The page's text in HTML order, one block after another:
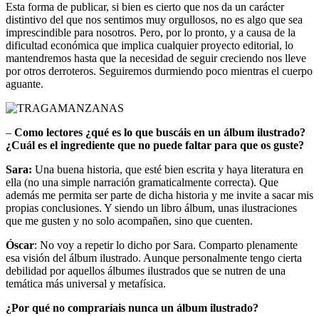
Esta forma de publicar, si bien es cierto que nos da un carácter
distintivo del que nos sentimos muy orgullosos, no es algo que sea
imprescindible para nosotros. Pero, por lo pronto, y a causa de la
dificultad económica que implica cualquier proyecto editorial, lo
mantendremos hasta que la necesidad de seguir creciendo nos lleve
por otros derroteros. Seguiremos durmiendo poco mientras el cuerpo
aguante.
– Como lectores ¿qué es lo que buscáis en un álbum ilustrado?
¿Cuál es el ingrediente que no puede faltar para que os guste?
Sara: Una buena historia, que esté bien escrita y haya literatura en
ella (no una simple narración gramaticalmente correcta). Que
además me permita ser parte de dicha historia y me invite a sacar mis
propias conclusiones. Y siendo un libro álbum, unas ilustraciones
que me gusten y no solo acompañen, sino que cuenten.
Óscar: No voy a repetir lo dicho por Sara. Comparto plenamente
esa visión del álbum ilustrado. Aunque personalmente tengo cierta
debilidad por aquellos álbumes ilustrados que se nutren de una
temática más universal y metafísica.
¿Por qué no compraríais nunca un álbum ilustrado?